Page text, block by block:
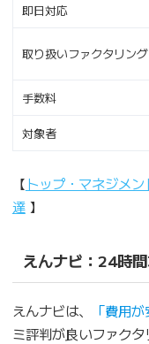
即日対応
取り扱いファクタリング
手数料
対象者
【トップ・マネジメ
達】
えんナビ：24時
えんナビは、 「費用
ミ評判が良いファク